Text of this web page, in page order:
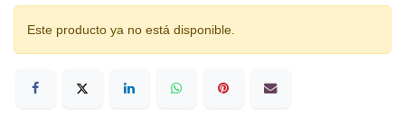
Este producto ya no está disponible.